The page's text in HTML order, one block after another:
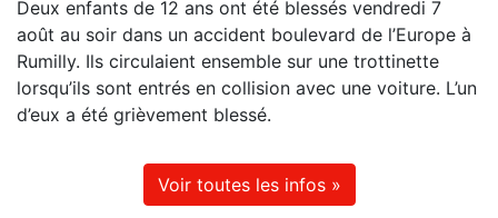
Deux enfants de 12 ans ont été blessés vendredi 7
août au soir dans un accident boulevard de l’Europe à
Rumilly. Ils circulaient ensemble sur une trottinette
lorsqu’ils sont entrés en collision avec une voiture. L’un
d’eux a été grièvement blessé.
Voir toutes les infos »